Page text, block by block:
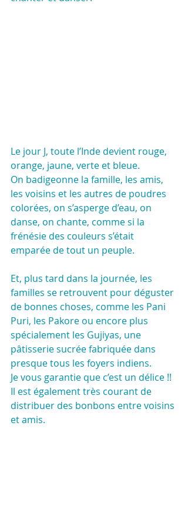
Le jour J, toute l’Inde devient rouge,
orange, jaune, verte et bleue.
On badigeonne la famille, les amis,
les voisins et les autres de poudres
colorées, on s’asperge d’eau, on
danse, on chante, comme si la
frénésie des couleurs s’était
emparée de tout un peuple.
Et, plus tard dans la journée, les
familles se retrouvent pour déguster
de bonnes choses, comme les Pani
Puri, les Pakore ou encore plus
spécialement les Gujiyas, une
pâtisserie sucrée fabriquée dans
presque tous les foyers indiens.
Je vous garantie que c’est un délice !!
Il est également très courant de
distribuer des bonbons entre voisins
et amis.